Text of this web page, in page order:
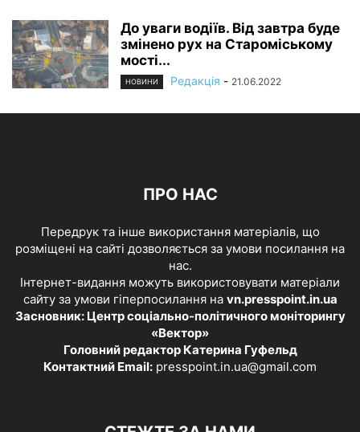
До уваги водіїв. Від завтра буде
змінено рух на Староміському
мості...
НОВИНИ Редакція - 21.06.2022
ПРО НАС
Передрук та інше використання матеріалів, що
розміщені на сайті дозволяється за умови посилання на
нас.
Інтернет-видання можуть використовувати матеріали
сайту за умови гіперпосилання на vn.presspoint.in.ua
Засновник: Центр соціально-політичного моніторингу
«Вектор»
Головний редактор Катерина Гуфельд
Контактний Email: presspoint.in.ua@gmail.com